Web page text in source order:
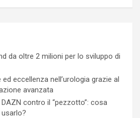
da oltre 2 milioni per lo sviluppo di
eccellenza nell’urologia grazie al
avanzata
contro il “pezzotto”: cosa